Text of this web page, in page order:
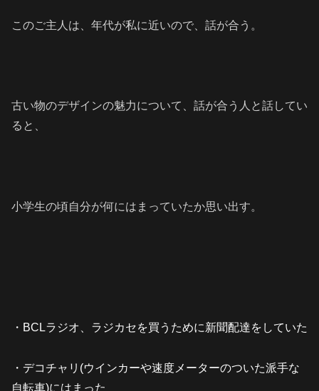
このご主人は、年代が私に近いので、話が合う。
古い物のデザインの魅力について、話が合う人と話してい
ると、
小学生の頃自分が何にはまっていたか思い出す。
・BCLラジオ、ラジカセを買うために新聞配達をしていた
・デコチャリ(ウインカーや速度メーターのついた派手な
自転車)にはまった